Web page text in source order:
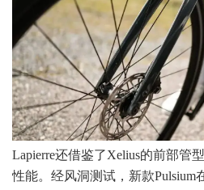
Lapierre还借鉴了Xelius的前部管
性能。经风洞测试，新款Pulsium